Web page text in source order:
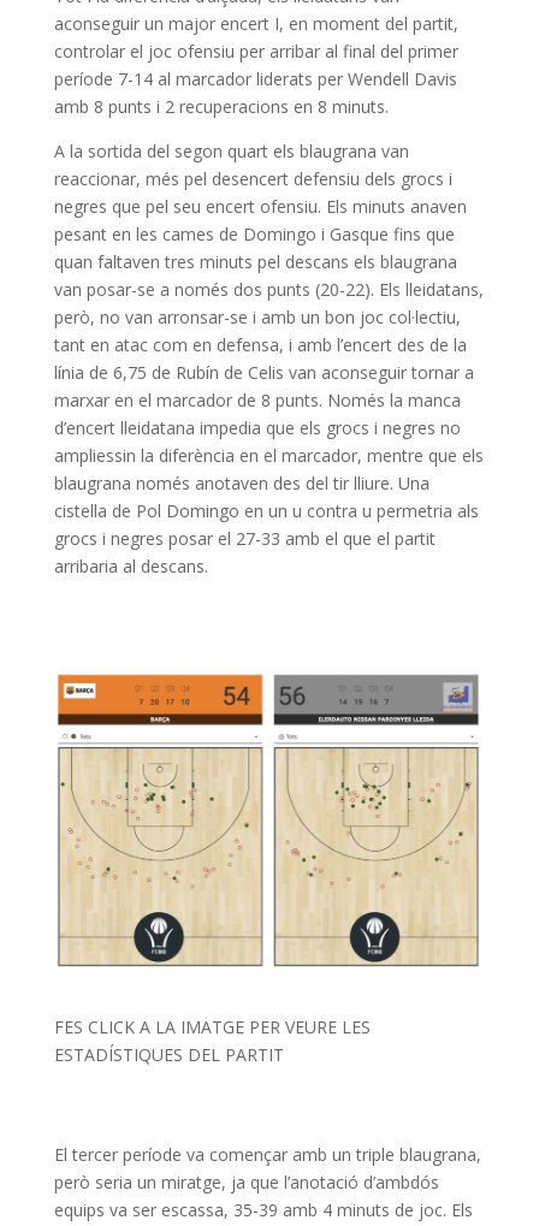
aconseguir un major encert I, en moment del partit,
controlar el joc ofensiu per arribar al final del primer
període 7-14 al marcador liderats per Wendell Davis
amb 8 punts i 2 recuperacions en 8 minuts.
A la sortida del segon quart els blaugrana van
reaccionar, més pel desencert defensiu dels grocs i
negres que pel seu encert ofensiu. Els minuts anaven
pesant en les cames de Domingo i Gasque fins que
quan faltaven tres minuts pel descans els blaugrana
van posar-se a només dos punts (20-22). Els lleidatans,
però, no van arronsar-se i amb un bon joc col·lectiu,
tant en atac com en defensa, i amb l’encert des de la
línia de 6,75 de Rubín de Celis van aconseguir tornar a
marxar en el marcador de 8 punts. Només la manca
d’encert lleidatana impedia que els grocs i negres no
ampliessin la diferència en el marcador, mentre que els
blaugrana només anotaven des del tir lliure. Una
cistella de Pol Domingo en un u contra u permetria als
grocs i negres posar el 27-33 amb el que el partit
arribaria al descans.
FES CLICK A LA IMATGE PER VEURE LES
ESTADÍSTIQUES DEL PARTIT
El tercer període va començar amb un triple blaugrana,
però seria un miratge, ja que l’anotació d’ambdós
equips va ser escassa, 35-39 amb 4 minuts de joc. Els